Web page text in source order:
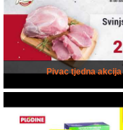
Pivac tjedna akcija